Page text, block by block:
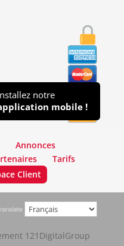
notre
mobile !
Annonces
Tarifs
Client
121DigitalGroup